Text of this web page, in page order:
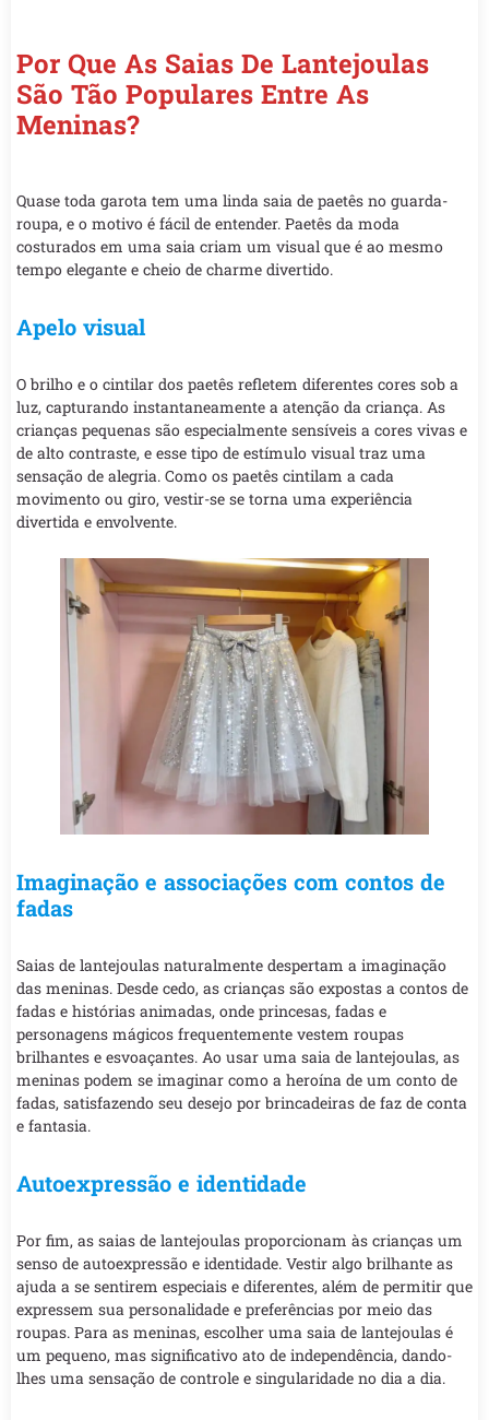
Por Que As Saias De Lantejoulas
São Tão Populares Entre As
Meninas?
Quase toda garota tem uma linda saia de paetês no guarda-
roupa, e o motivo é fácil de entender. Paetês da moda
costurados em uma saia criam um visual que é ao mesmo
tempo elegante e cheio de charme divertido.
Apelo visual
O brilho e o cintilar dos paetês refletem diferentes cores sob a
luz, capturando instantaneamente a atenção da criança. As
crianças pequenas são especialmente sensíveis a cores vivas e
de alto contraste, e esse tipo de estímulo visual traz uma
sensação de alegria. Como os paetês cintilam a cada
movimento ou giro, vestir-se se torna uma experiência
divertida e envolvente.
Imaginação e associações com contos de
fadas
Saias de lantejoulas naturalmente despertam a imaginação
das meninas. Desde cedo, as crianças são expostas a contos de
fadas e histórias animadas, onde princesas, fadas e
personagens mágicos frequentemente vestem roupas
brilhantes e esvoaçantes. Ao usar uma saia de lantejoulas, as
meninas podem se imaginar como a heroína de um conto de
fadas, satisfazendo seu desejo por brincadeiras de faz de conta
e fantasia.
Autoexpressão e identidade
Por fim, as saias de lantejoulas proporcionam às crianças um
senso de autoexpressão e identidade. Vestir algo brilhante as
ajuda a se sentirem especiais e diferentes, além de permitir que
expressem sua personalidade e preferências por meio das
roupas. Para as meninas, escolher uma saia de lantejoulas é
um pequeno, mas significativo ato de independência, dando-
lhes uma sensação de controle e singularidade no dia a dia.